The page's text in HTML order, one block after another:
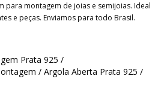
para montagem de joias e semijoias. Ideal
e peças. Enviamos para todo Brasil.
Prata 925 /
/ Argola Aberta Prata 925 /